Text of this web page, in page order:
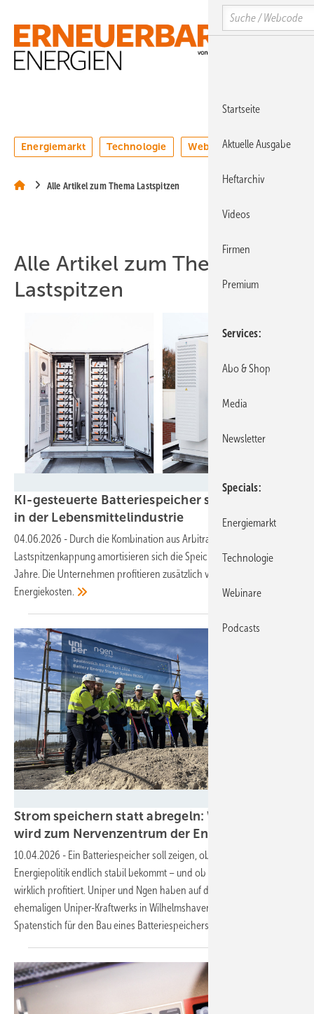
Hauptinhalt
Hauptmenü
SiteSearch
Energiemarkt Technologie Webinare Podcasts
Alle Artikel zum Thema Lastspitzen
Alle Artikel zum Thema
Lastspitzen
KI-gesteuerte Batteriespeicher sparen Kosten
in der Lebensmittelindustrie
04.06.2026 - Durch die Kombination aus Arbitragehandel und
Lastspitzenkappung amortisieren sich die Speicher innerhalb weniger
Jahre. Die Unternehmen profitieren zusätzlich von niedrigen
Energiekosten.
Strom speichern statt abregeln: Wilhelmshaven
wird zum Nervenzentrum der Energiewende
10.04.2026 - Ein Batteriespeicher soll zeigen, ob Deutschland seine
Energiepolitik endlich stabil bekommt – und ob die Region davon
wirklich profitiert. Uniper und Ngen haben auf dem Gelände des
ehemaligen Uniper-Kraftwerks in Wilhelmshaven den offiziellen
Spatenstich für den Bau eines Batteriespeichers
Search
Startseite
Aktuelle Ausgabe
Heftarchiv
Videos
Firmen
Premium
Services
Abo & Shop
Media
Newsletter
Specials
Energiemarkt
Technologie
Webinare
Podcasts